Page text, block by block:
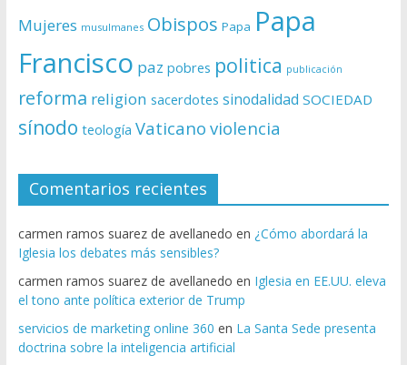
Mujeres musulmanes Obispos Papa Papa
Francisco paz pobres politica publicación
reforma religion sacerdotes sinodalidad SOCIEDAD
sínodo teología Vaticano violencia
Comentarios recientes
carmen ramos suarez de avellanedo en ¿Cómo abordará la
Iglesia los debates más sensibles?
carmen ramos suarez de avellanedo en Iglesia en EE.UU. eleva
el tono ante política exterior de Trump
servicios de marketing online 360 en La Santa Sede presenta
doctrina sobre la inteligencia artificial